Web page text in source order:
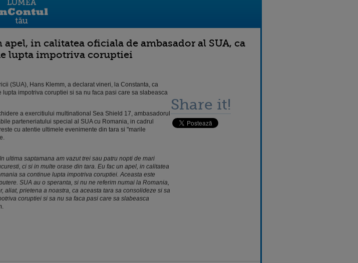
apel, in calitatea oficiala de ambasador al SUA, ca
lupta impotriva coruptiei
(SUA), Hans Klemm, a declarat vineri, la Constanta, ca
impotriva coruptiei si sa nu faca pasi care sa slabeasca
a exercitiului multinational Sea Shield 17, ambasadorul
parteneriatului special al SUA cu Romania, in cadrul
cu atentie ultimele evenimente din tara si "marile
ultima saptamana am vazut trei sau patru nopti de mari
ci si in multe orase din tara. Eu fac un apel, in calitatea
sa continue lupta impotriva coruptiei. Aceasta este
SUA au o speranta, si nu ne referim numai la Romania,
aliat, prietena a noastra, ca aceasta tara sa consolideze si sa
coruptiei si sa nu sa faca pasi care sa slabeasca
Share it!